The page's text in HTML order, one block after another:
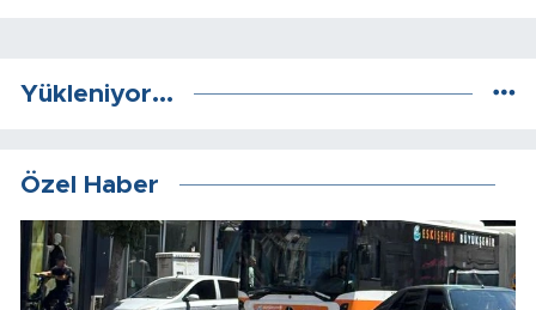
Yükleniyor...
Özel Haber